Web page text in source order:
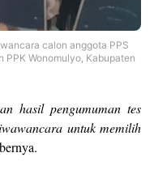
calon anggota PPS
PPK Wonomulyo, Kabupaten
hasil pengumuman tes
untuk memilih